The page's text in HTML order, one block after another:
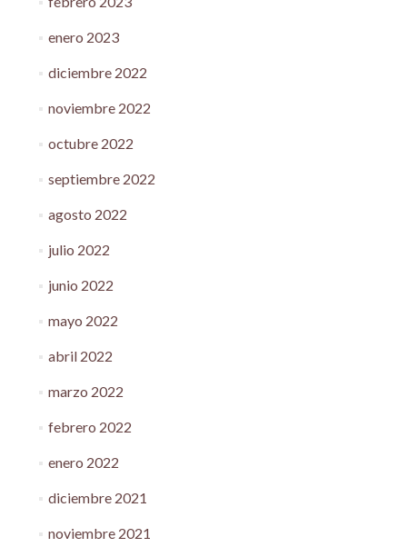
enero 2023
diciembre 2022
noviembre 2022
octubre 2022
septiembre 2022
agosto 2022
julio 2022
junio 2022
mayo 2022
abril 2022
marzo 2022
febrero 2022
enero 2022
diciembre 2021
noviembre 2021